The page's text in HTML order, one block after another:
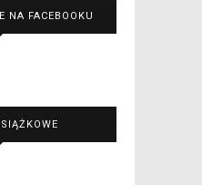
NA FACEBOOKU